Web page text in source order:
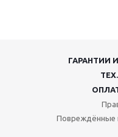
ГАРАНТИИ
Повреждённые